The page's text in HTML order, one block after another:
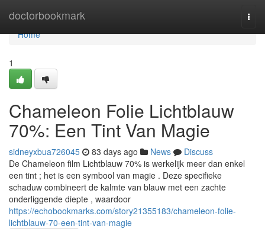
doctorbookmark
Home
Home
1
Chameleon Folie Lichtblauw
70%: Een Tint Van Magie
sidneyxbua726045 83 days ago News
Discuss
De Chameleon film Lichtblauw 70% is werkelijk meer dan enkel
een tint ; het is een symbool van magie . Deze specifieke
schaduw combineert de kalmte van blauw met een zachte
onderliggende diepte , waardoor
https://echobookmarks.com/story21355183/chameleon-folie-
lichtblauw-70-een-tint-van-magie